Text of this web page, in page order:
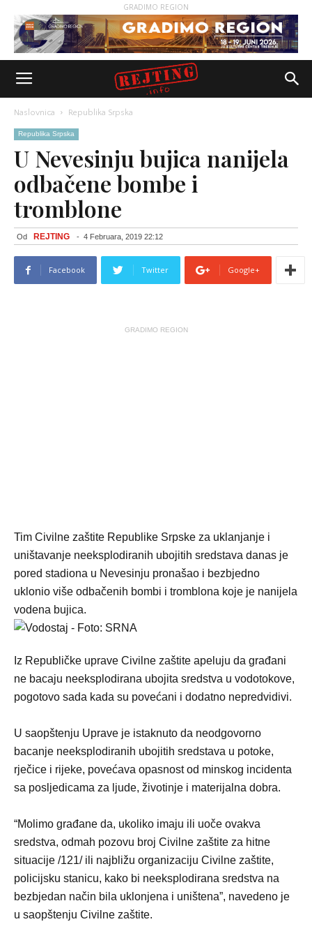
GRADIMO REGION
Naslovnica Republika Srpska
Republika Srpska
U Nevesinju bujica nanijela
odbačene bombe i
tromblone
Od REJTING - 4 Februara, 2019 22:12
Facebook Twitter Google+
GRADIMO REGION
Tim Civilne zaštite Republike Srpske za uklanjanje i
uništavanje neeksplodiranih ubojitih sredstava danas je
pored stadiona u Nevesinju pronašao i bezbjedno
uklonio više odbačenih bombi i tromblona koje je nanijela
vodena bujica.
Iz Republičke uprave Civilne zaštite apeluju da građani
ne bacaju neeksplodirana ubojita sredstva u vodotokove,
pogotovo sada kada su povećani i dodatno nepredvidivi.
U saopštenju Uprave je istaknuto da neodgovorno
bacanje neeksplodiranih ubojitih sredstava u potoke,
rječice i rijeke, povećava opasnost od minskog incidenta
sa posljedicama za ljude, životinje i materijalna dobra.
“Molimo građane da, ukoliko imaju ili uoče ovakva
sredstva, odmah pozovu broj Civilne zaštite za hitne
situacije /121/ ili najbližu organizaciju Civilne zaštite,
policijsku stanicu, kako bi neeksplodirana sredstva na
bezbjedan način bila uklonjena i uništena”, navedeno je
u saopštenju Civilne zaštite.